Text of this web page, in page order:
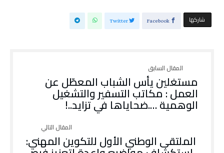
‫‫ شاركها‬ Facebook
Twitter
مستغلين يأس الشباب المعطّل عن
العمل : مكاتب التسفير والتشغيل
الوهمية ….ضحاياها في تزايد..!
الملتقى الوطني الأول للتكوين المهني: